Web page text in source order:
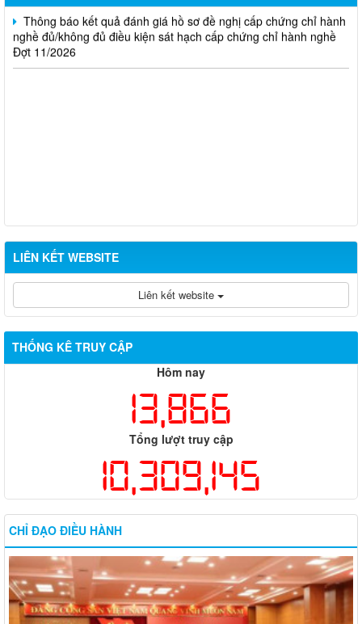
Thông báo kết quả đánh giá hồ sơ đề nghị cấp chứng chỉ hành
nghề đủ/không đủ điều kiện sát hạch cấp chứng chỉ hành nghề
Đợt 11/2026
LIÊN KẾT WEBSITE
Liên kết website
THỐNG KÊ TRUY CẬP
Hôm nay
13,866
Tổng lượt truy cập
10,309,145
CHỈ ĐẠO ĐIỀU HÀNH